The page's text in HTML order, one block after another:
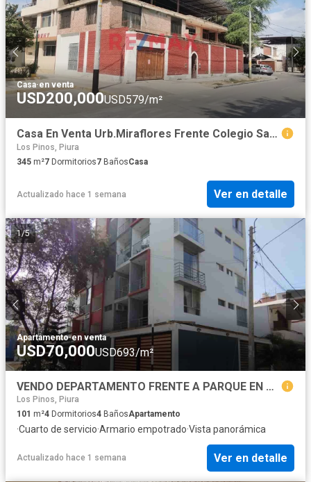
Casa·en venta
USD200,000USD579/m²
Casa En Venta Urb.Miraflores Frente Colegio San Jose De Tarbes
Los Pinos, Piura
345 m²7 Dormitorios7 BañosCasa
Actualizado hace 1 semana Ver en detalle
1/5
Apartamento·en venta
USD70,000USD693/m²
VENDO DEPARTAMENTO FRENTE A PARQUE EN MIRAFLORES, CASTILLA
Los Pinos, Piura
101 m²4 Dormitorios4 BañosApartamento
·Cuarto de servicio·Armario empotrado·Vista panorámica
Actualizado hace 1 semana Ver en detalle